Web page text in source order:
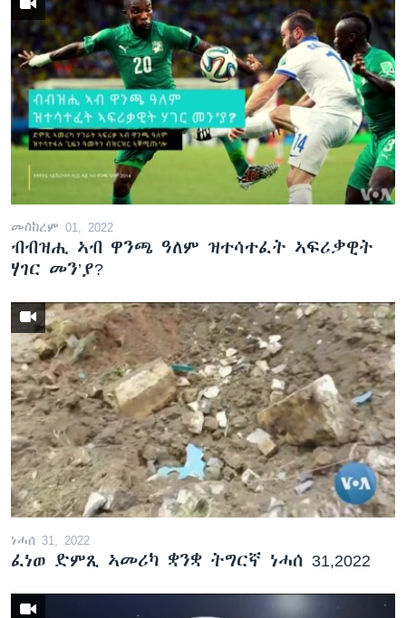
መስከረም 01, 2022
ብብዝሒ ኣብ ዋንጫ ዓለም ዝተሳተፈት ኣፍሪቃዊት
ሃገር መን’ያ?
ነሓሰ 31, 2022
ፈነወ ድምጺ ኣመሪካ ቋንቋ ትግርኛ ነሓሰ 31,2022